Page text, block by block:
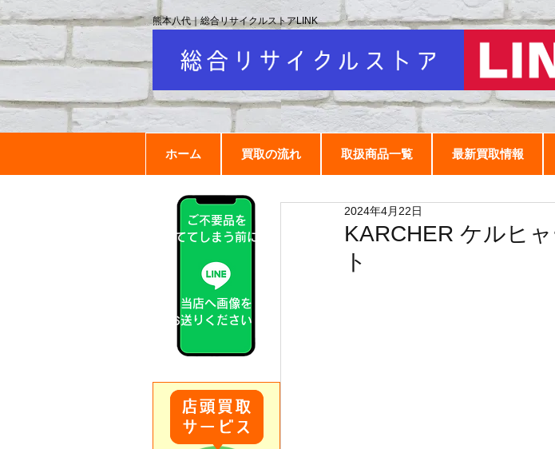
ホーム 買取の流れ 取扱商品一覧 最新買取情報
熊本八代｜総合リサイクルストアLINK
KARCHER ケルヒ
ト
2024年4月22日
ご不要品を
捨ててしまう前に！
当店へ画像を
お送りください！